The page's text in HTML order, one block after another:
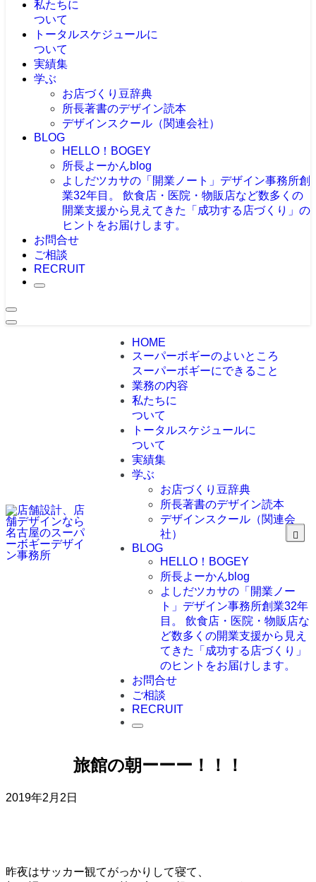
私たちに
ついて
トータルスケジュールに
ついて
実績集
学ぶ
お店づくり豆辞典
所長著書のデザイン読本
デザインスクール（関連会社）
BLOG
HELLO！BOGEY
所長よーかんblog
よしだツカサの「開業ノート」 デザイン事務所創
業32年目。 飲食店・医院・物販店など数多くの
開業支援から見えてきた「成功する店づくり」の
ヒントをお届けします。
お問合せ
ご相談
RECRUIT
HOME
スーパーボギーのよいところ
スーパーボギーにできること
業務の内容
私たちに
ついて
トータルスケジュールに
ついて
実績集
学ぶ
お店づくり豆辞典
所長著書のデザイン読本
デザインスクール（関連会
社）
BLOG
HELLO！BOGEY
所長よーかんblog
よしだツカサの「開業ノー
ト」 デザイン事務所創業32年
目。 飲食店・医院・物販店な
ど数多くの開業支援から見え
てきた「成功する店づくり」
のヒントをお届けします。
お問合せ
ご相談
RECRUIT
旅館の朝ーーー！！！
2019年2月2日
昨夜はサッカー観てがっかりして寝て、